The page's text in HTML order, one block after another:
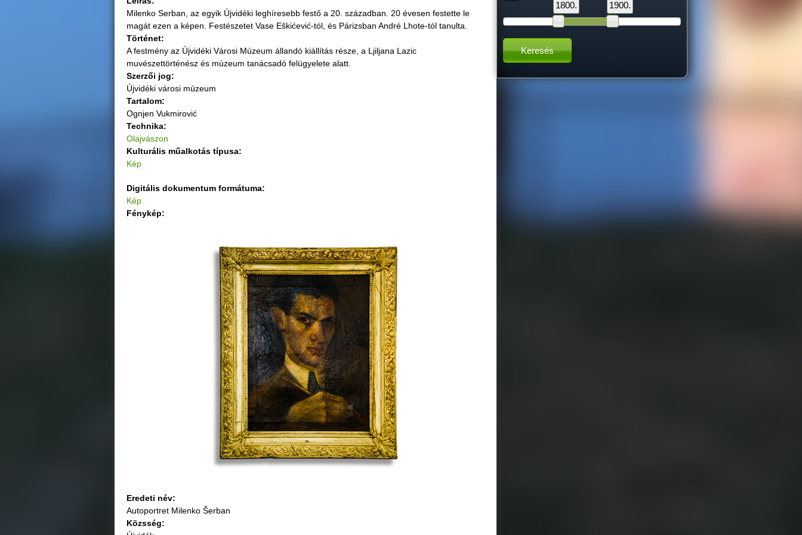
g
i
h
e
l
y
Milenko Serban, az egyik Újvidéki leghíresebb festő a 20. században. 20 évesen festette le
magát ezen a képen. Festészetet Vase Eškićević-tól, és Párizsban André Lhote-tól tanulta.
Történet:
A festmény az Újvidéki Városi Múzeum állandó kiállítás része, a Ljiljana Lazic
muvészettörténész és múzeum tanácsadó felügyelete alatt.
Szerzői jog:
Újvidéki városi múzeum
Tartalom:
Ognjen Vukmirović
Technika:
Olajvászon
Kulturális műalkotás típusa:
Kép
Digitális dokumentum formátuma:
Kép
Fénykép:
Eredeti név:
Autoportret Milenko Šerban
Közsség:
h
1800. 1900.